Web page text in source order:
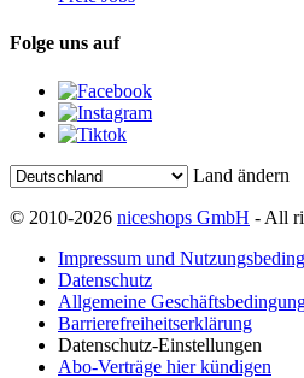
Folge uns auf
Land ändern
© 2010-2026 niceshops GmbH - All
Impressum und
Datenschutz
Allgemeine
Barrierefreiheitserklärung
Datenschutz-Einstellungen
Abo-Verträge hier kündigen